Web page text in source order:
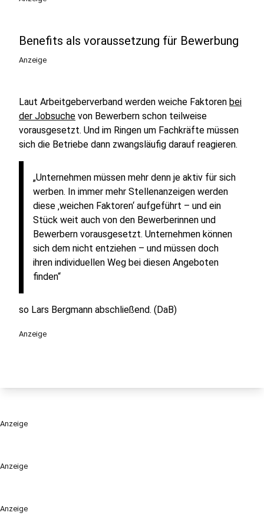
Anzeige
Anzeige
Benefits als voraussetzung für Bewerbung
Anzeige
Laut Arbeitgeberverband werden weiche Faktoren bei
der Jobsuche von Bewerbern schon teilweise
vorausgesetzt. Und im Ringen um Fachkräfte müssen
sich die Betriebe dann zwangsläufig darauf reagieren.
„Unternehmen müssen mehr denn je aktiv für sich
werben. In immer mehr Stellenanzeigen werden
diese ‚weichen Faktoren‘ aufgeführt – und ein
Stück weit auch von den Bewerberinnen und
Bewerbern vorausgesetzt. Unternehmen können
sich dem nicht entziehen – und müssen doch
ihren individuellen Weg bei diesen Angeboten
finden“
so Lars Bergmann abschließend. (DaB)
Anzeige
Anzeige